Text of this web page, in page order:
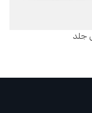
جلد